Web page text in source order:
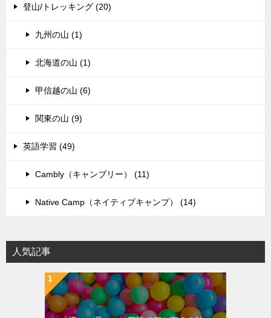
登山/トレッキング (20)
九州の山 (1)
北海道の山 (1)
甲信越の山 (6)
関東の山 (9)
英語学習 (49)
Cambly（キャンブリー） (11)
Native Camp（ネイティブキャンプ） (14)
人気記事